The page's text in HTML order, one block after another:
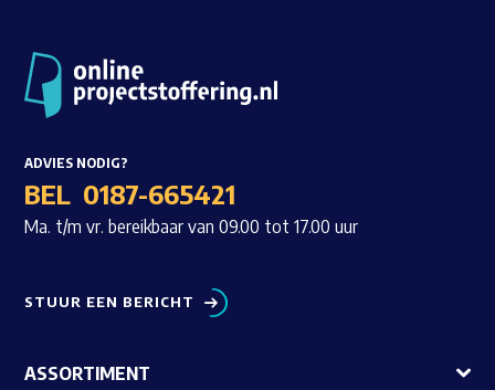
ADVIES NODIG?
BEL 0187-665421
Ma. t/m vr. bereikbaar van 09.00 tot 17.00 uur
STUUR EEN BERICHT
ASSORTIMENT